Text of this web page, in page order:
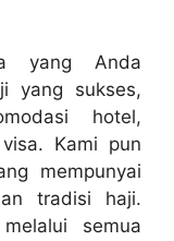
yang Anda
yang sukses,
hotel,
Kami pun
mempunyai
tradisi haji.
semua